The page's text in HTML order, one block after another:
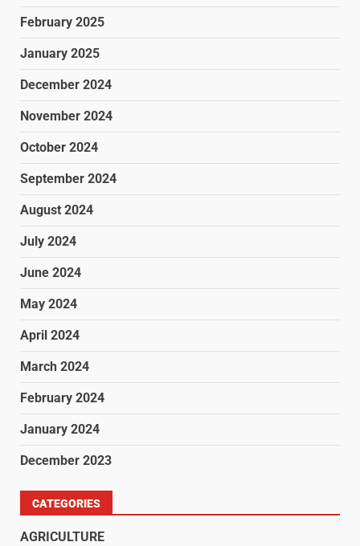
February 2025
January 2025
December 2024
November 2024
October 2024
September 2024
August 2024
July 2024
June 2024
May 2024
April 2024
March 2024
February 2024
January 2024
December 2023
CATEGORIES
AGRICULTURE